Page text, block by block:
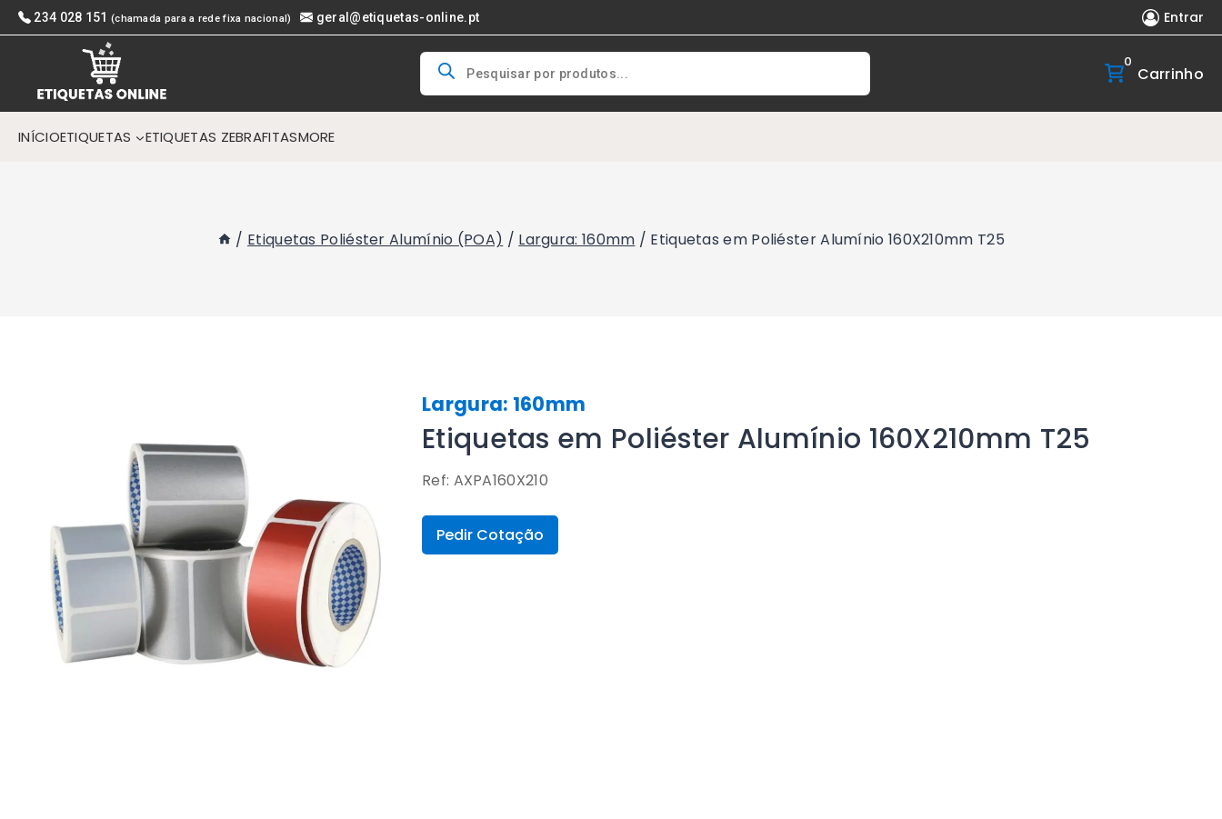
Skip
to
234 028 151 (chamada para a rede fixa nacional) geral@etiquetas-online.pt Entrar
Products
search
0
Carrinho
INÍCIOETIQUETAS ETIQUETAS ZEBRAFITASMORE
/ Etiquetas Poliéster Alumínio (POA) / Largura: 160mm / Etiquetas em Poliéster Alumínio 160X210mm T25
Largura: 160mm
Etiquetas em Poliéster Alumínio 160X210mm T25
Ref: AXPA160X210
Pedir Cotação